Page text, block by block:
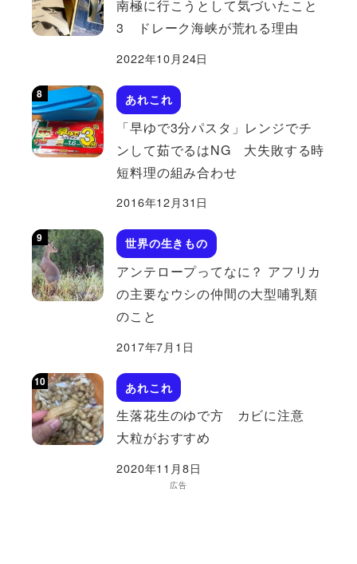
南極に行こうとして気づいたこと
3 ドレーク海峡が荒れる理由
2022年10月24日
あれこれ
「早ゆで3分パスタ」レンジでチ
ンして茹でるはNG 大失敗する時
短料理の組み合わせ
2016年12月31日
世界の生きもの
アンテロープってなに？ アフリカ
の主要なウシの仲間の大型哺乳類
のこと
2017年7月1日
あれこれ
生落花生のゆで方 カビに注意
大粒がおすすめ
2020年11月8日
広告